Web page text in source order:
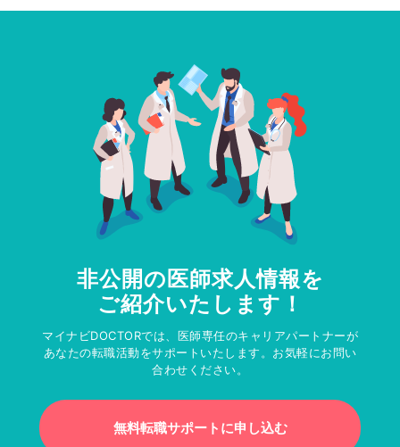
非公開の医師求人情報を
ご紹介いたします！
マイナビDOCTORでは、医師専任のキャリアパートナーが
あなたの転職活動をサポートいたします。お気軽にお問い
合わせください。
無料転職サポートに申し込む